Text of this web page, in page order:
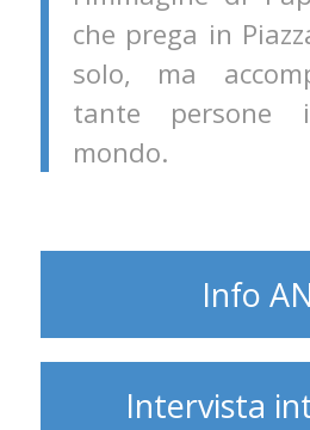
che prega in
solo, ma
tante
mondo.
Info
Intervista